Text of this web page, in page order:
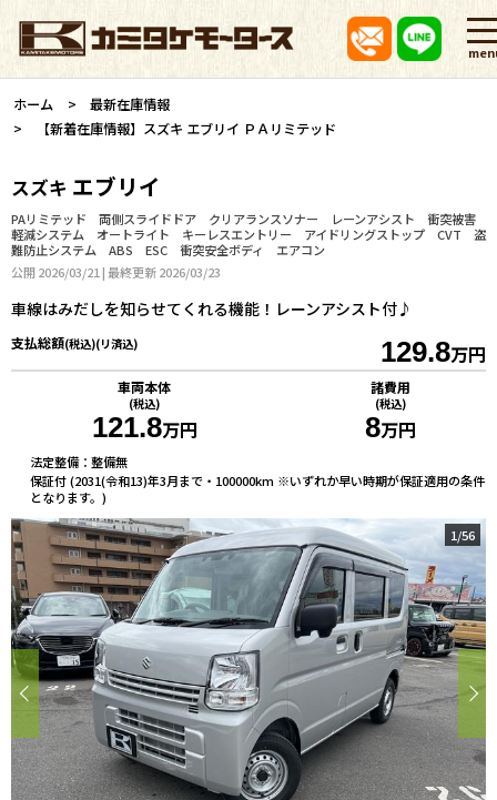
ホーム
最新在庫情報
【新着在庫情報】スズキ エブリイ ＰＡリミテッド
スズキ エブリイ
PAリミテッド 両側スライドドア クリアランスソナー レーンアシスト 衝突被害
軽減システム オートライト キーレスエントリー アイドリングストップ CVT 盗
難防止システム ABS ESC 衝突安全ボディ エアコン
公開 2026/03/21 | 最終更新 2026/03/23
車線はみだしを知らせてくれる機能！レーンアシスト付♪
支払総額(税込)(リ済込) 129.8万円
車両本体
(税込)
121.8万円
諸費用
(税込)
8万円
法定整備：整備無
保証付 (2031(令和13)年3月まで・100000km ※いずれか早い時期が保証適用の条件
となります。)
1/56